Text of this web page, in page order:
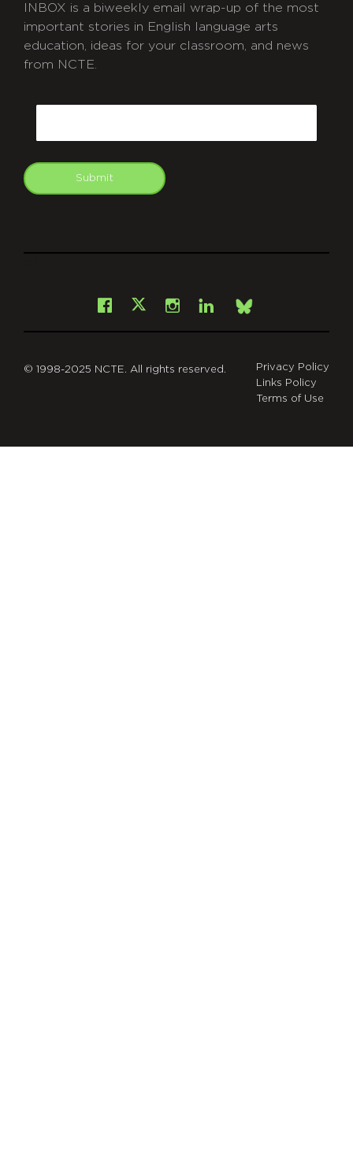
INBOX is a biweekly email wrap-up of the most
important stories in English language arts
education, ideas for your classroom, and news
from NCTE.
Submit
Facebook
X Instagram
LinkedInBsky
© 1998-2025 NCTE. All rights reserved.
Privacy Policy
Links Policy
Terms of Use